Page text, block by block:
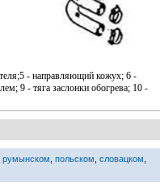
- направляющий кожух; 6 -
9 - тяга заслонки обогрева; 10 -
румынском польском словацком